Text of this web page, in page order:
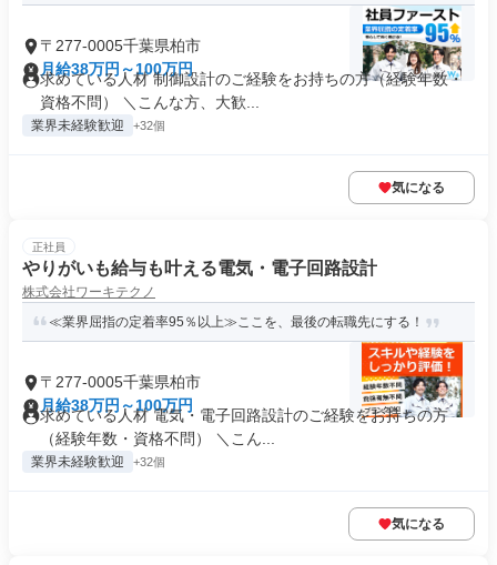
〒277-0005千葉県柏市
月給38万円～100万円
求めている人材 制御設計のご経験をお持ちの方（経験年数・
資格不問） ＼こんな方、大歓...
業界未経験歓迎 +32個
気になる
正社員
やりがいも給与も叶える電気・電子回路設計
株式会社ワーキテクノ
≪業界屈指の定着率95％以上≫ここを、最後の転職先にする！
〒277-0005千葉県柏市
月給38万円～100万円
求めている人材 電気・電子回路設計のご経験をお持ちの方
（経験年数・資格不問） ＼こん...
業界未経験歓迎 +32個
気になる